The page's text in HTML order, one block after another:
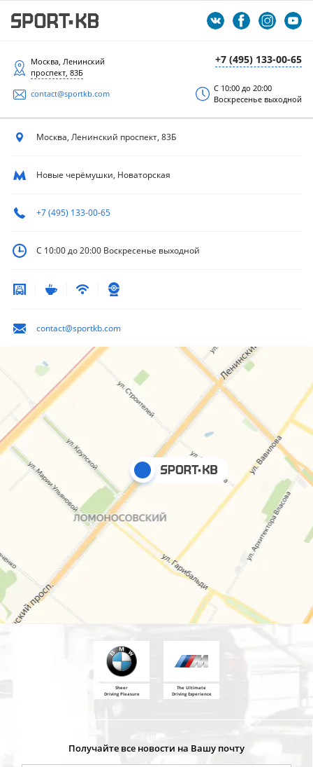
+7 (495) 133-00-65
Москва, Ленинский
проспект, 83Б
contact@sportkb.com
С 10:00 до 20:00
Воскресенье выходной
Москва, Ленинский проспект, 83Б
Новые черёмушки, Новаторская
+7 (495) 133-00-65
С 10:00 до 20:00 Воскресенье выходной
contact@sportkb.com
Sheer
Driving Pleasure
The Ultimate
Driving Experience
Получайте все новости на Вашу почту